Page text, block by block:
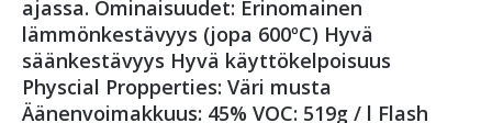
ajassa. Ominaisuudet: Erinomainen
lämmönkestävyys (jopa 600ºC) Hyvä
säänkestävyys Hyvä käyttökelpoisuus
Physcial Propperties: Väri musta
Äänenvoimakkuus: 45% VOC: 519g / l Flash